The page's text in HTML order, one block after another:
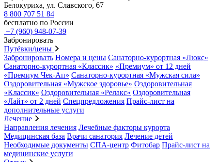
Белокуриха, ул. Славского, 67
8 800 707 51 84
бесплатно по России
+7 (960) 948-07-39
Забронировать
Путёвки/цены
Забронировать Номера и цены Санаторно-курортная «Люкс»
Санаторно-курортная «Классик» «Премиум» от 12 дней
«Премиум Чек-Ап» Санаторно-курортная «Мужская сила»
Оздоровительная «Мужское здоровье» Оздоровительная
«Классик» Оздоровительная «Релакс» Оздоровительная
«Лайт» от 2 дней Спецпредложения Прайс-лист на
дополнительные услуги
Лечение
Направления лечения Лечебные факторы курорта
Медицинская база Врачи санатория Лечение детей
Необходимые документы СПА-центр Фитобар Прайс-лист на
медицинские услуги